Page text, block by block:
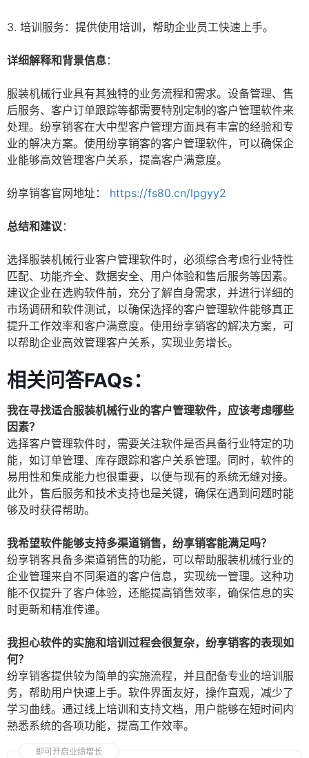
3. 培训服务：提供使用培训，帮助企业员工快速上手。
详细解释和背景信息：
服装机械行业具有其独特的业务流程和需求。设备管理、售
后服务、客户订单跟踪等都需要特别定制的客户管理软件来
处理。纷享销客在大中型客户管理方面具有丰富的经验和专
业的解决方案。使用纷享销客的客户管理软件，可以确保企
业能够高效管理客户关系，提高客户满意度。
纷享销客官网地址： https://fs80.cn/lpgyy2
总结和建议：
选择服装机械行业客户管理软件时，必须综合考虑行业特性
匹配、功能齐全、数据安全、用户体验和售后服务等因素。
建议企业在选购软件前，充分了解自身需求，并进行详细的
市场调研和软件测试，以确保选择的客户管理软件能够真正
提升工作效率和客户满意度。使用纷享销客的解决方案，可
以帮助企业高效管理客户关系，实现业务增长。
相关问答FAQs：
我在寻找适合服装机械行业的客户管理软件，应该考虑哪些
因素？
选择客户管理软件时，需要关注软件是否具备行业特定的功
能，如订单管理、库存跟踪和客户关系管理。同时，软件的
易用性和集成能力也很重要，以便与现有的系统无缝对接。
此外，售后服务和技术支持也是关键，确保在遇到问题时能
够及时获得帮助。
我希望软件能够支持多渠道销售，纷享销客能满足吗？
纷享销客具备多渠道销售的功能，可以帮助服装机械行业的
企业管理来自不同渠道的客户信息，实现统一管理。这种功
能不仅提升了客户体验，还能提高销售效率，确保信息的实
时更新和精准传递。
我担心软件的实施和培训过程会很复杂，纷享销客的表现如
何？
纷享销客提供较为简单的实施流程，并且配备专业的培训服
务，帮助用户快速上手。软件界面友好，操作直观，减少了
学习曲线。通过线上培训和支持文档，用户能够在短时间内
熟悉系统的各项功能，提高工作效率。
即可开启业绩增长